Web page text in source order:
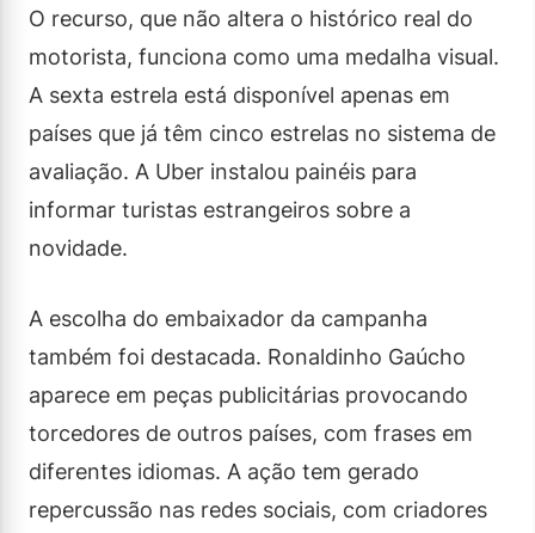
O recurso, que não altera o histórico real do
motorista, funciona como uma medalha visual.
A sexta estrela está disponível apenas em
países que já têm cinco estrelas no sistema de
avaliação. A Uber instalou painéis para
informar turistas estrangeiros sobre a
novidade.
A escolha do embaixador da campanha
também foi destacada. Ronaldinho Gaúcho
aparece em peças publicitárias provocando
torcedores de outros países, com frases em
diferentes idiomas. A ação tem gerado
repercussão nas redes sociais, com criadores